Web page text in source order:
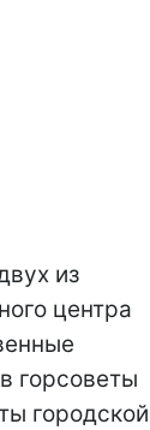
из
центра
горсоветы
городской